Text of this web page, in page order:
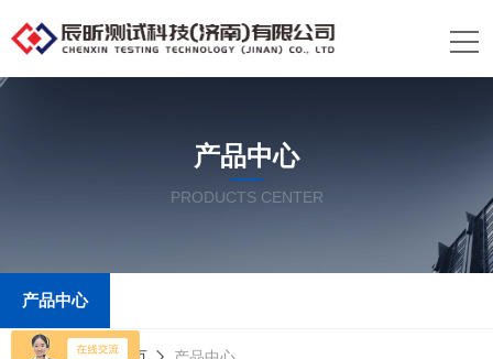
产品中心
PRODUCTS CENTER
产品中心